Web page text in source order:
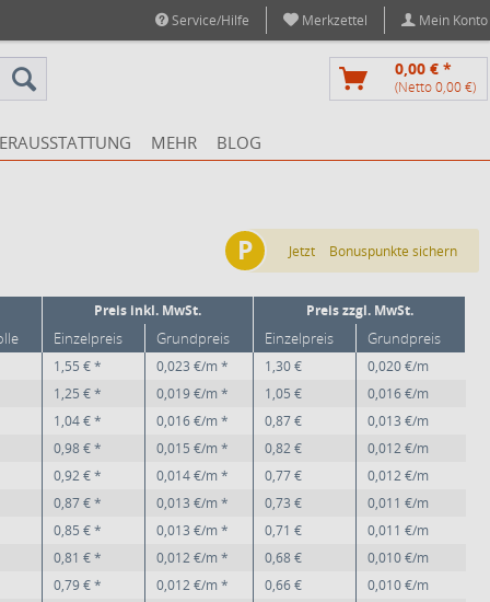
Service/Hilfe Merkzettel Mein Konto
0,00 € *
(Netto 0,00 €)
MEHR BLOG
Preis inkl. MwSt. Preis zzgl. MwSt.
Einzelpreis Grundpreis Einzelpreis Grundpreis
1,55 € * 0,023 €/m * 1,30 €
0,020 €/m
1,25 € *
0,019 €/m * 1,05 €
0,016 €/m
1,04 € *
0,016 €/m * 0,87 €
0,013 €/m
0,98 € *
0,015 €/m * 0,82 €
0,012 €/m
0,92 € *
0,014 €/m * 0,77 €
0,012 €/m
0,87 € *
0,013 €/m * 0,73 €
0,011 €/m
0,85 € *
0,013 €/m * 0,71 €
0,011 €/m
0,81 € *
0,012 €/m * 0,68 €
0,010 €/m
0,79 € *
0,012 €/m * 0,66 €
0,010 €/m
P Jetzt Bonuspunkte sichern